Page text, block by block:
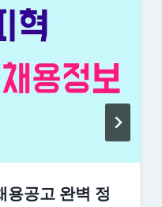
용공고 완벽 정